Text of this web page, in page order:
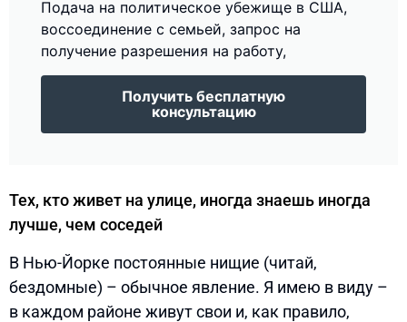
Подача на политическое убежище в США,
воссоединение с семьей, запрос на
получение разрешения на работу,
Получить бесплатную
консультацию
Тех, кто живет на улице, иногда знаешь иногда
лучше, чем соседей
В Нью-Йорке постоянные нищие (читай,
бездомные) – обычное явление. Я имею в виду –
в каждом районе живут свои и, как правило,